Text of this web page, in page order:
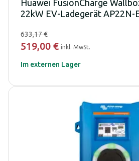
Huawei FusionCharge
22kW EV-Ladegerät AP22N-
633,17 €
519,00 € inkl. MwSt.
Im externen Lager